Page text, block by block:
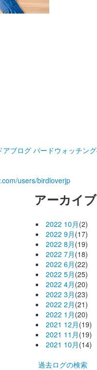
users/birdloverjp
アーカイブ
2022 10月 (2)
2022 9月 (17)
2022 8月 (19)
2022 7月 (18)
2022 6月 (22)
2022 5月 (25)
2022 4月 (20)
2022 3月 (23)
2022 2月 (21)
2022 1月 (20)
2021 12月 (19)
2021 11月 (19)
2021 10月 (14)
過去ログの検索